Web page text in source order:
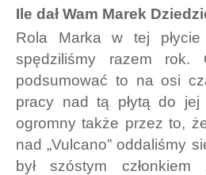
Ile dał Wam Marek
Rola Marka w tej
spędziliśmy razem rok.
podsumować to na osi
pracy nad tą płytą do jej
ogromny także przez to,
nad „Vulcano” oddaliśmy
był szóstym